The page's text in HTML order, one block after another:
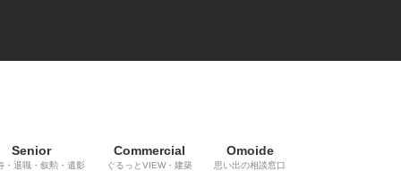
Senior
・退職・叙勲・遺影
Commercial
ぐるっとVIEW・建築
Omoide
思い出の相談窓口